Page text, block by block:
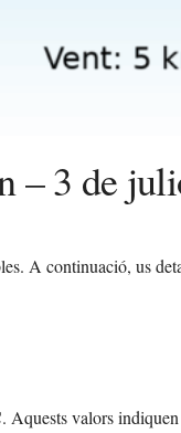
– 3 de
A continuació, us
. Aquests valors